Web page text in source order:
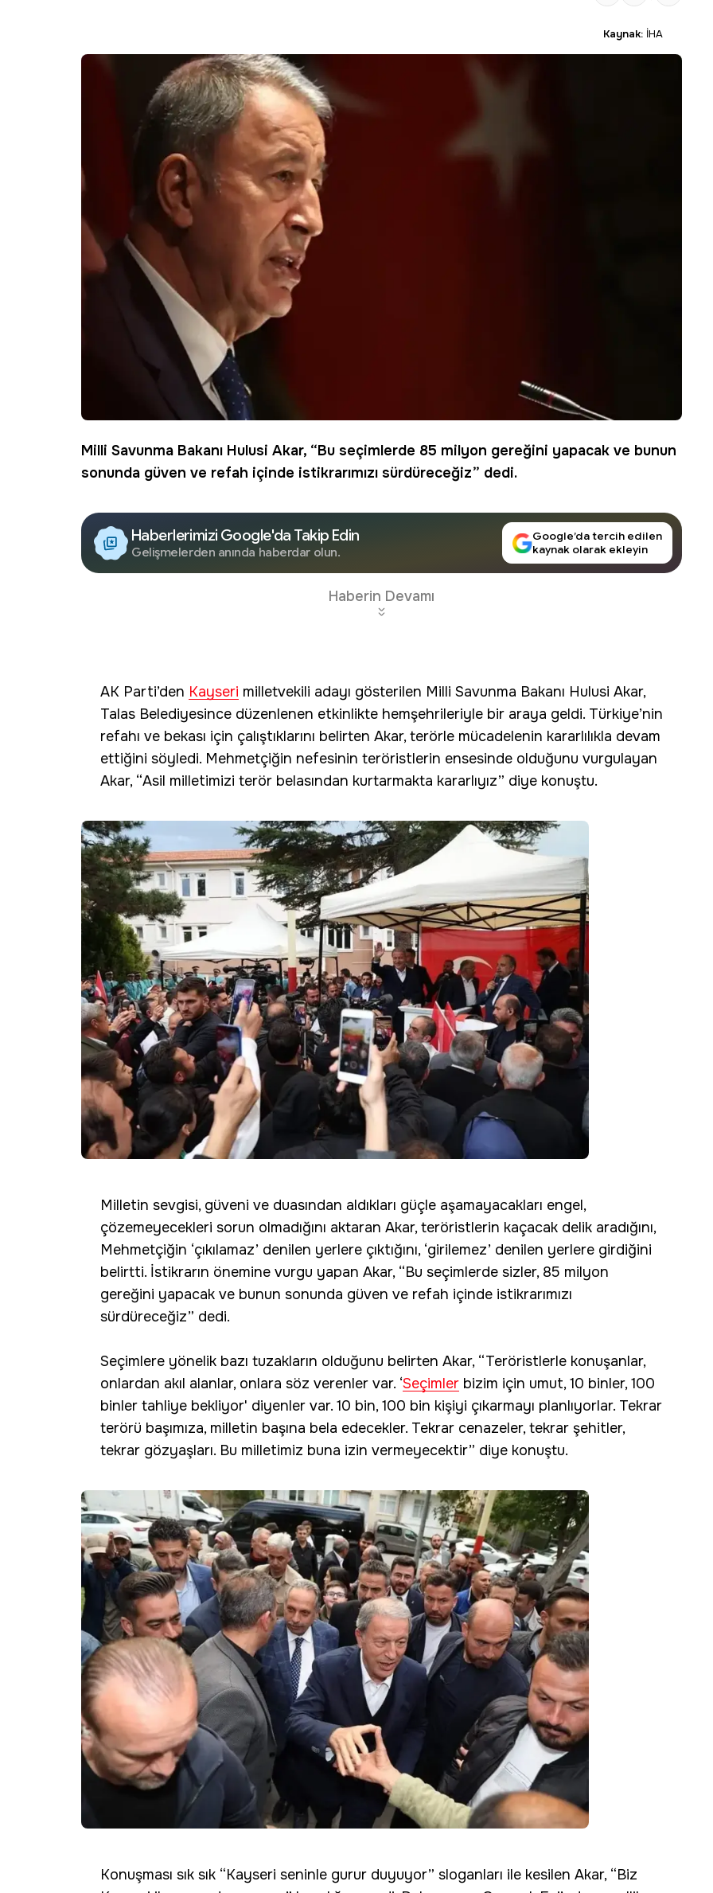
Kaynak: İHA
Milli Savunma Bakanı Hulusi Akar, “Bu seçimlerde 85 milyon gereğini yapacak ve bunun
sonunda güven ve refah içinde istikrarımızı sürdüreceğiz” dedi.
Haberlerimizi Google'da Takip Edin
Gelişmelerden anında haberdar olun.
Google’da tercih edilen
kaynak olarak ekleyin
Haberin Devamı
AK Parti’den Kayseri milletvekili adayı gösterilen Milli Savunma Bakanı Hulusi Akar,
Talas Belediyesince düzenlenen etkinlikte hemşehrileriyle bir araya geldi. Türkiye’nin
refahı ve bekası için çalıştıklarını belirten Akar, terörle mücadelenin kararlılıkla devam
ettiğini söyledi. Mehmetçiğin nefesinin teröristlerin ensesinde olduğunu vurgulayan
Akar, “Asil milletimizi terör belasından kurtarmakta kararlıyız” diye konuştu.
Milletin sevgisi, güveni ve duasından aldıkları güçle aşamayacakları engel,
çözemeyecekleri sorun olmadığını aktaran Akar, teröristlerin kaçacak delik aradığını,
Mehmetçiğin ‘çıkılamaz’ denilen yerlere çıktığını, ‘girilemez’ denilen yerlere girdiğini
belirtti. İstikrarın önemine vurgu yapan Akar, “Bu seçimlerde sizler, 85 milyon
gereğini yapacak ve bunun sonunda güven ve refah içinde istikrarımızı
sürdüreceğiz” dedi.
Seçimlere yönelik bazı tuzakların olduğunu belirten Akar, “Teröristlerle konuşanlar,
onlardan akıl alanlar, onlara söz verenler var. ‘Seçimler bizim için umut, 10 binler, 100
binler tahliye bekliyor' diyenler var. 10 bin, 100 bin kişiyi çıkarmayı planlıyorlar. Tekrar
terörü başımıza, milletin başına bela edecekler. Tekrar cenazeler, tekrar şehitler,
tekrar gözyaşları. Bu milletimiz buna izin vermeyecektir” diye konuştu.
Konuşması sık sık “Kayseri seninle gurur duyuyor” sloganları ile kesilen Akar, “Biz